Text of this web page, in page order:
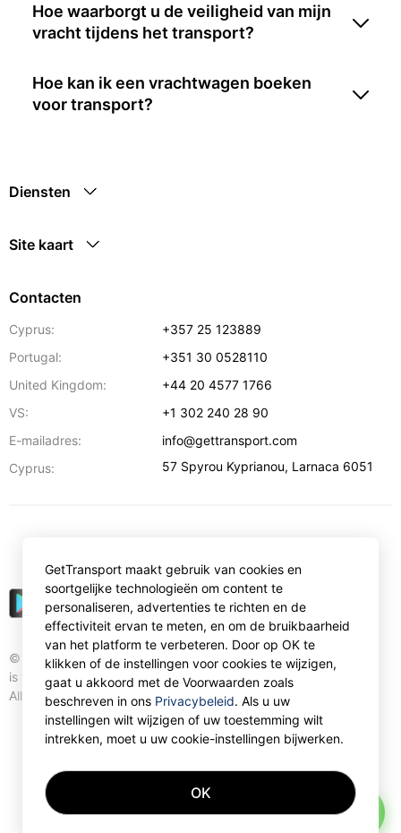
Hoe waarborgt u de veiligheid van mijn
vracht tijdens het transport?
Hoe kan ik een vrachtwagen boeken
voor transport?
Diensten
Site kaart
Contacten
Cyprus:
+357 25 123889
Portugal:
+351 30 0528110
United Kingdom:
+44 20 4577 1766
VS:
+1 302 240 28 90
E-mailadres:
info@gettransport.com
Cyprus:
57 Spyrou Kyprianou, Larnaca 6051
© Gettransport International Limited. GetTransport®
is trademark of Gettransport International Limited.
All rights reserved.
GetTransport maakt gebruik van cookies en
soortgelijke technologieën om content te
personaliseren, advertenties te richten en de
effectiviteit ervan te meten, en om de bruikbaarheid
van het platform te verbeteren. Door op OK te
klikken of de instellingen voor cookies te wijzigen,
gaat u akkoord met de Voorwaarden zoals
beschreven in ons Privacybeleid. Als u uw
instellingen wilt wijzigen of uw toestemming wilt
intrekken, moet u uw cookie-instellingen bijwerken.
OK
AI